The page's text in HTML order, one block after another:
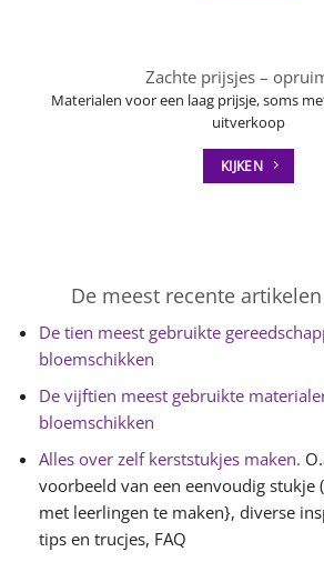
Zachte prijsjes –
Materialen voor een laag prijsje, soms
uitverkoop
KIJKEN
De meest recente
De tien meest gebruikte
bloemschikken
De vijftien meest gebruikte
bloemschikken
Alles over zelf kerststukjes maken.
voorbeeld van een eenvoudig stukje
met leerlingen te maken}, diverse
tips en trucjes, FAQ